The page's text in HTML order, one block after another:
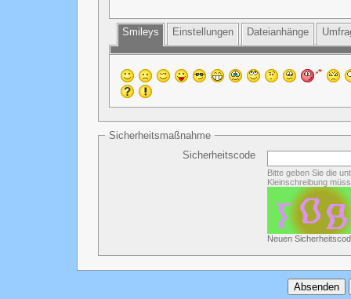
Smileys Einstellungen Dateianhänge
Sicherheitsmaßnahme
Sicherheitscode
Bitte geben Sie die
Kleinschreibung
Neuen